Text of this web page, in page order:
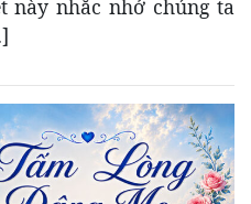
này nhắc nhở chúng ta